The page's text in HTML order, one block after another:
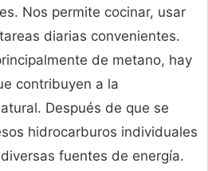
Nos permite cocinar, usar
diarias convenientes.
de metano, hay
contribuyen a la
Después de que se
hidrocarburos individuales
fuentes de energía.